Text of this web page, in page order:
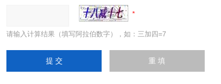
请输入计算结果（填写阿拉伯数字），如：三加四=7